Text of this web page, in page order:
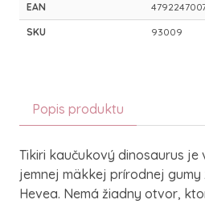
EAN
SKU 93009
Popis produktu
Tikiri kaučukový dinosaurus je
jemnej mäkkej prírodnej
Hevea. Nemá žiadny otvor,